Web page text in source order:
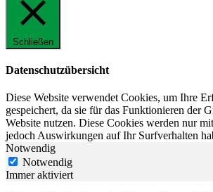
Schließen
Datenschutzübersicht
Diese Website verwendet Cookies, um Ihre
gespeichert, da sie für das Funktionieren der
Website nutzen. Diese Cookies werden nur
jedoch Auswirkungen auf Ihr Surfverhalten
Notwendig
Notwendig
Immer aktiviert